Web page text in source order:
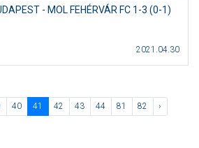
- MOL FEHÉRVÁR FC 1-3 (0-1)
2021.04.30
40 41 42 43 44 81 82 ›